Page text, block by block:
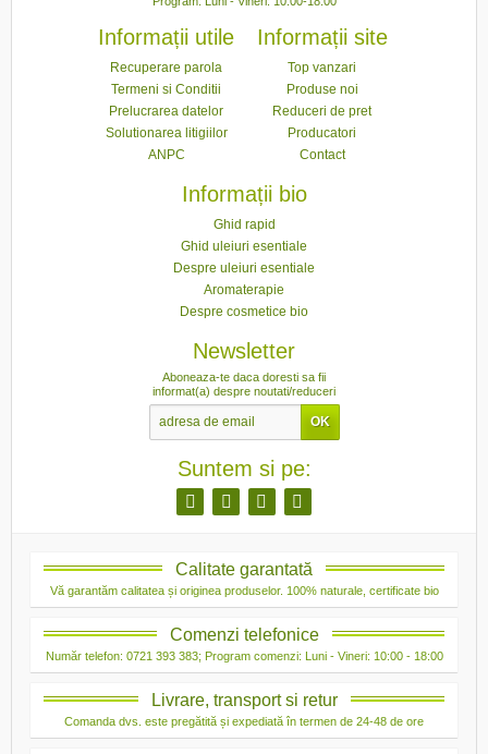
Informații utile
Recuperare parola
Termeni si Conditii
Prelucrarea datelor
Solutionarea litigiilor
ANPC
Informații site
Top vanzari
Produse noi
Reduceri de pret
Producatori
Contact
Informații bio
Ghid rapid
Ghid uleiuri esentiale
Despre uleiuri esentiale
Aromaterapie
Despre cosmetice bio
Newsletter
Aboneaza-te daca doresti sa fii
informat(a) despre noutati/reduceri
Suntem si pe:
Calitate garantată
Vă garantăm calitatea și originea produselor. 100% naturale, certificate bio
Comenzi telefonice
Număr telefon: 0721 393 383; Program comenzi: Luni - Vineri: 10:00 - 18:00
Livrare, transport si retur
Comanda dvs. este pregătită și expediată în termen de 24-48 de ore